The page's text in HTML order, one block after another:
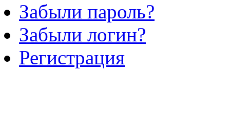
Забыли пароль?
Забыли логин?
Регистрация